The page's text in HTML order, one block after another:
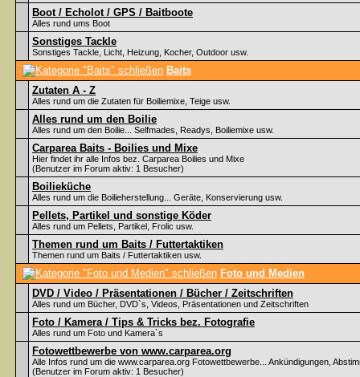
Boot / Echolot / GPS / Baitboote
Alles rund ums Boot
Sonstiges Tackle
Sonstiges Tackle, Licht, Heizung, Kocher, Outdoor usw.
Baits
Zutaten A - Z
Alles rund um die Zutaten für Boiliemixe, Teige usw.
Alles rund um den Boilie
Alles rund um den Boilie... Selfmades, Readys, Boiliemixe usw.
Carparea Baits - Boilies und Mixe
Hier findet ihr alle Infos bez. Carparea Boilies und Mixe
(Benutzer im Forum aktiv: 1 Besucher)
Boilieküche
Alles rund um die Boilieherstellung... Geräte, Konservierung usw.
Pellets, Partikel und sonstige Köder
Alles rund um Pellets, Partikel, Frolic usw.
Themen rund um Baits / Futtertaktiken
Themen rund um Baits / Futtertaktiken usw.
Foto und Medien
DVD / Video / Präsentationen / Bücher / Zeitschriften
Alles rund um Bücher, DVD`s, Videos, Präsentationen und Zeitschriften
Foto / Kamera / Tips & Tricks bez. Fotografie
Alles rund um Foto und Kamera`s
Fotowettbewerbe von www.carparea.org
Alle Infos rund um die www.carparea.org Fotowettbewerbe... Ankündigungen,
(Benutzer im Forum aktiv: 1 Besucher)